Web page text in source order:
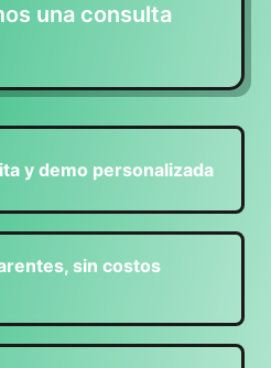
una consulta
y demo personalizada
sin costos